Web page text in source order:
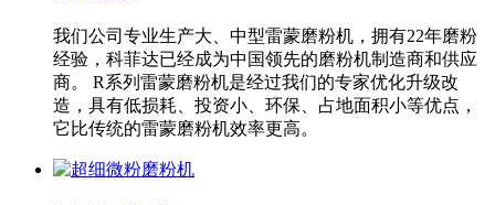
我们公司专业生产大、中型雷蒙磨粉机，拥有22年磨粉
经验，科菲达已经成为中国领先的磨粉机制造商和供应
商。 R系列雷蒙磨粉机是经过我们的专家优化升级改
造，具有低损耗、投资小、环保、占地面积小等优点，
它比传统的雷蒙磨粉机效率更高。